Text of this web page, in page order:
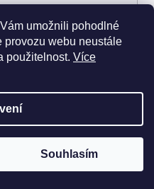
umožnili pohodlné
provozu webu neustále
použitelnost. Více
Souhlasím
6